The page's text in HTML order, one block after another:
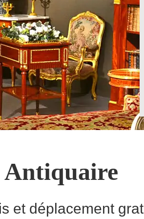
Antiquaire
et déplacement